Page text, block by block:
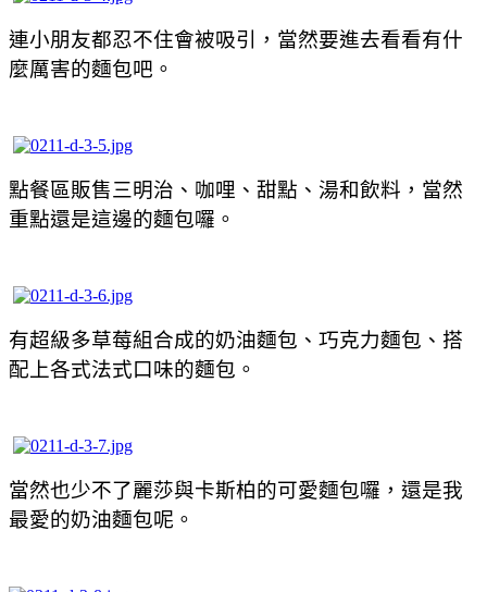
連小朋友都忍不住會被吸引，當然要進去看看有什
麼厲害的麵包吧。
點餐區販售三明治、咖哩、甜點、湯和飲料，當然
重點還是這邊的麵包囉。
有超級多草莓組合成的奶油麵包、巧克力麵包、搭
配上各式法式口味的麵包。
當然也少不了麗莎與卡斯柏的可愛麵包囉，還是我
最愛的奶油麵包呢。